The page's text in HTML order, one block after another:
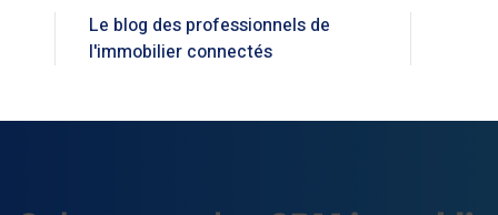
Le blog des professionnels de
l'immobilier connectés